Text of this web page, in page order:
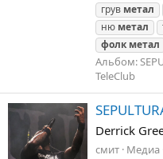
грув метал
ню метал
фолк метал
Альбом:
TeleClub
Derrick
смит Медиа